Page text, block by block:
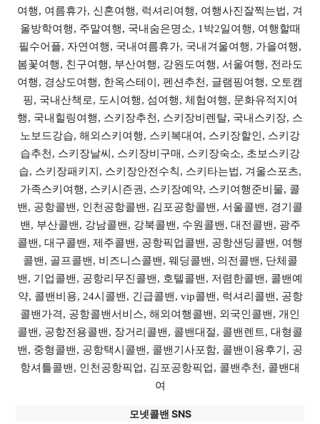
여행, 여름휴가, 신혼여행, 럭셔리여행, 여행사진잘찍는법, 겨
울방학여행, 주말여행, 국내숨은명소, 1박2일여행, 여행할때
필수어플, 자연여행, 국내여름휴가, 국내겨울여행, 가을여행,
봄꽃여행, 친구여행, 부산여행, 강원도여행, 서울여행, 전라도
여행, 경상도여행, 한옥스테이, 펜션추천, 글램핑여행, 오토캠
핑, 국내산책로, 도시여행, 섬여행, 체험여행, 문화유적지여
행, 국내힐링여행, 스키장추천, 스키장비렌탈, 국내스키장, 스
노보드강습, 해외스키여행, 스키복대여, 스키장할인, 스키강
습추천, 스키장날씨, 스키장비구매, 스키장숙소, 초보스키강
습, 스키장패키지, 스키장안전수칙, 스키타는법, 겨울스포츠,
가족스키여행, 스키시즌권, 스키장예약, 스키여행준비물, 콜
밴, 공항콜밴, 인천공항콜밴, 김포공항콜밴, 서울콜밴, 경기콜
밴, 부산콜밴, 강남콜밴, 강북콜밴, 수원콜밴, 대전콜밴, 광주
콜밴, 대구콜밴, 제주콜밴, 공항픽업콜밴, 공항샌딩콜밴, 여행
콜밴, 골프콜밴, 비즈니스콜밴, 웨딩콜밴, 의전콜밴, 단체콜
밴, 기업콜밴, 공항리무진콜밴, 호텔콜밴, 저렴한콜밴, 콜밴예
약, 콜밴비용, 24시콜밴, 긴급콜밴, vip콜밴, 럭셔리콜밴, 공항
콜밴가격, 공항콜밴서비스, 해외여행콜밴, 외국인콜밴, 개인
콜밴, 공항전용콜밴, 장거리콜밴, 콜밴대절, 콜밴렌트, 대형콜
밴, 중형콜밴, 공항택시콜밴, 콜밴기사포함, 콜밴이용후기, 공
항셔틀콜밴, 인천공항픽업, 김포공항픽업, 콜밴추천, 콜밴대
여
모넷콜밴 SNS